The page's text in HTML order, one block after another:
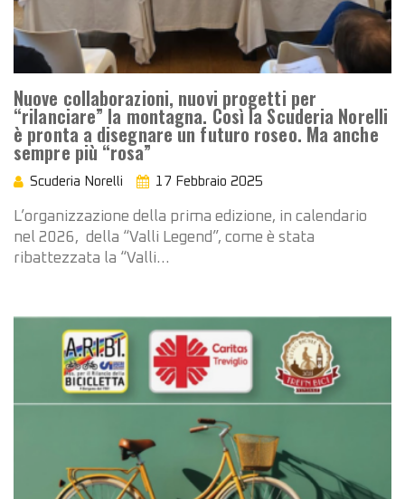
Nuove collaborazioni, nuovi progetti per
“rilanciare” la montagna. Così la Scuderia Norelli
è pronta a disegnare un futuro roseo. Ma anche
sempre più “rosa”
Scuderia Norelli 17 Febbraio 2025
L’organizzazione della prima edizione, in calendario
nel 2026, della “Valli Legend”, come è stata
ribattezzata la “Valli…